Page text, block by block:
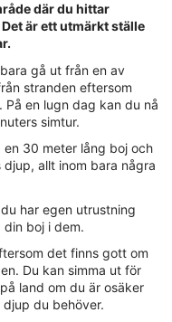
där du hittar
är ett utmärkt ställe
gå ut från en av
stranden eftersom
en lugn dag kan du nå
simtur.
30 meter lång boj och
allt inom bara några
har egen utrustning
boj i dem.
det finns gott om
Du kan simma ut för
land om du är osäker
du behöver.